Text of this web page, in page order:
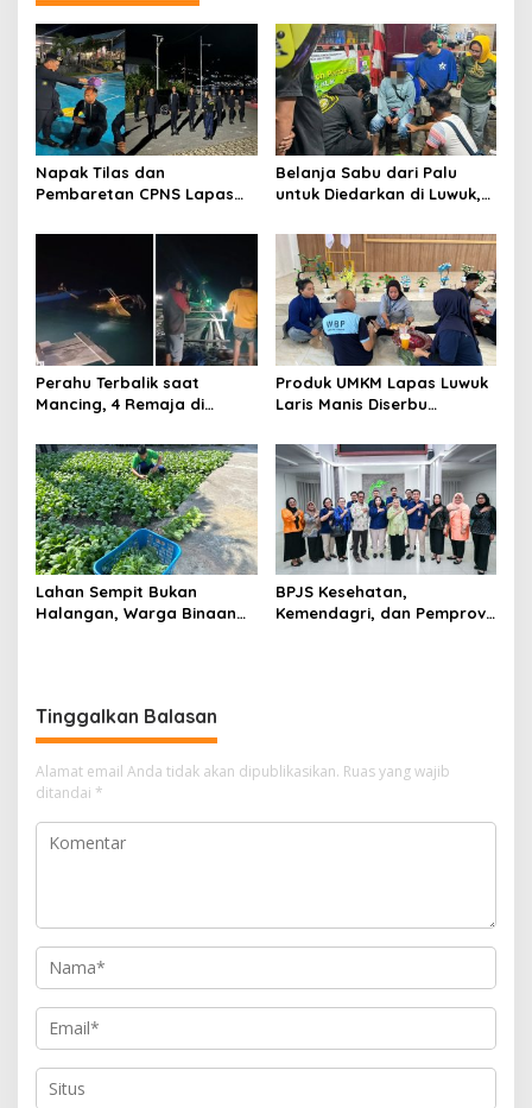
Napak Tilas dan
Pembaretan CPNS Lapas
dan Integritas Tunas
Belanja Sabu dari Palu
untuk Diedarkan di Luwuk,
Diciduk Polisi
Perahu Terbalik saat
Mancing, 4 Remaja di
Jam Terombang-ambing di
Laut
Produk UMKM Lapas Luwuk
Laris Manis Diserbu
Lahan Sempit Bukan
Halangan, Warga Binaan
BPJS Kesehatan,
Kemendagri, dan Pemprov
Tinggalkan Balasan
Alamat email Anda tidak akan dipublikasikan. Ruas yang wajib
ditandai *